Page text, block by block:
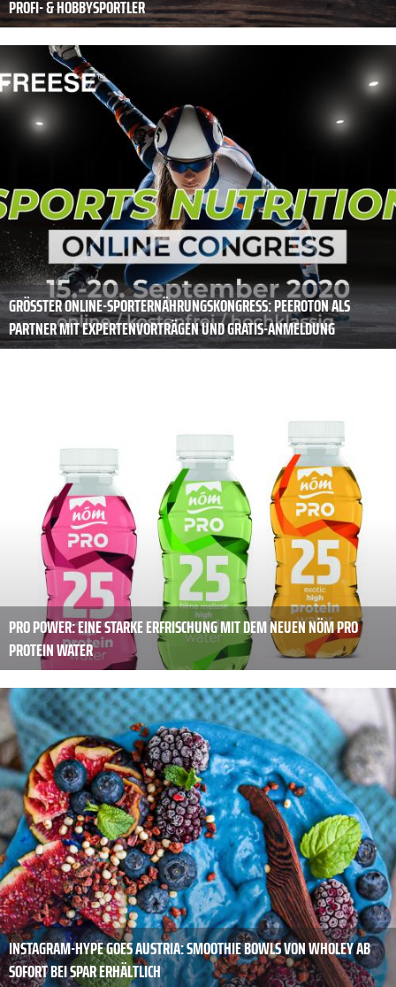
PROFI- & HOBBYSPORTLER
GRÖSSTER ONLINE-SPORTERNÄHRUNGSKONGRESS: PEEROTON ALS P
ARTNER MIT EXPERTENVORTRÄGEN UND GRATIS-ANMELDUNG
PRO POWER: EINE STARKE ERFRISCHUNG MIT DEM NEUEN NÖM PRO
PROTEIN WATER
INSTAGRAM-HYPE GOES AUSTRIA: SMOOTHIE BOWLS VON WHOLEY AB
SOFORT BEI SPAR ERHÄLTLICH